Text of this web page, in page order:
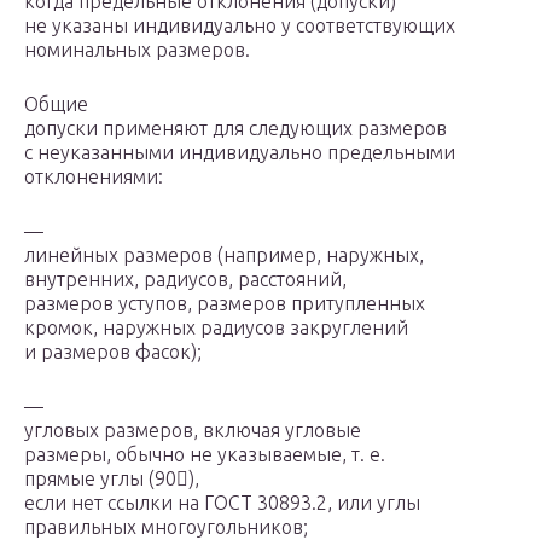
не указаны индивидуально у соответствующих
номинальных размеров.
Общие
допуски применяют для следующих размеров
с неуказанными индивидуально предельными
отклонениями:
—
линейных размеров (например, наружных,
внутренних, радиусов, расстояний,
размеров уступов, размеров притупленных
кромок, наружных радиусов закруглений
и размеров фасок);
—
угловых размеров, включая угловые
размеры, обычно не указываемые, т. е.
прямые углы (90),
если нет ссылки на ГОСТ 30893.2, или углы
правильных многоугольников;